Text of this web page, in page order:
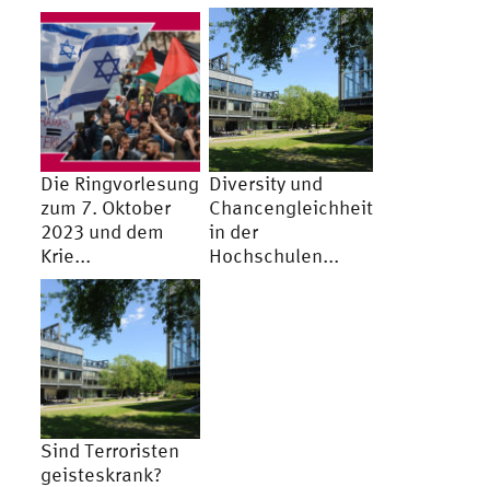
Die Ringvorlesung
zum 7. Oktober
2023 und dem
Krie...
Diversity und
Chancengleichheit
in der
Hochschulen...
Sind Terroristen
geisteskrank?